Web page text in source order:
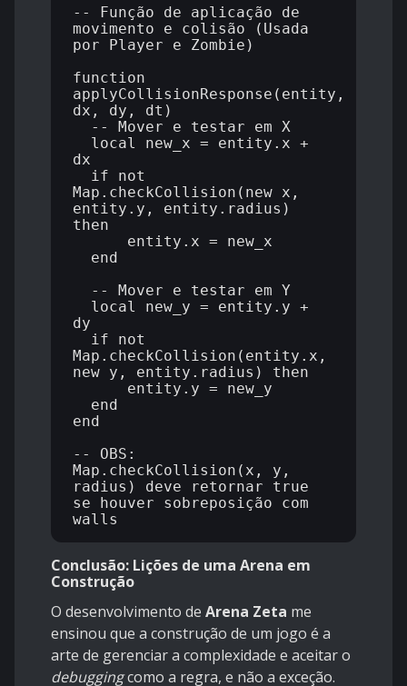
-- Função de aplicação de
movimento e colisão (Usada
por Player e Zombie)
function
applyCollisionResponse(entity,
dx, dy, dt)
dx
Map.checkCollision(new_x,
entity.y, entity.radius)
then
dy
Map.checkCollision(entity.x,
new_y, entity.radius) then
end
-- OBS:
Map.checkCollision(x, y,
radius) deve retornar true
se houver sobreposição com
Conclusão: Lições de uma Arena em
Construção
O desenvolvimento de Arena Zeta me
ensinou que a construção de um jogo é a
arte de gerenciar a complexidade e aceitar o
debuggingcomo a regra, e não a exceção.